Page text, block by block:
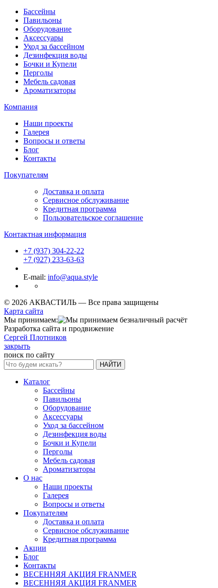
Бассейны
Павильоны
Оборудование
Аксессуары
Уход за бассейном
Дезинфекция воды
Бочки и Купели
Перголы
Мебель садовая
Ароматизаторы
Компания
Наши проекты
Галерея
Вопросы и ответы
Блог
Контакты
Покупателям
Доставка и оплата
Сервисное обслуживание
Кредитная программа
Пользовательское соглашение
Контактная информация
+7 (937) 304-22-22
+7 (927) 233-63-63
E-mail: info@aqua.style
© 2026 АКВАСТИЛЬ — Все права защищены
Карта сайта
Мы принимаем:
Разработка сайта и продвижение
Сергей Плотников
закрыть
поиск по сайту
НАЙТИ
Каталог
Бассейны
Павильоны
Оборудование
Аксессуары
Уход за бассейном
Дезинфекция воды
Бочки и Купели
Перголы
Мебель садовая
Ароматизаторы
О нас
Наши проекты
Галерея
Вопросы и ответы
Покупателям
Доставка и оплата
Сервисное обслуживание
Кредитная программа
Акции
Блог
Контакты
ВЕСЕННЯЯ АКЦИЯ FRANMER
ВЕСЕННЯЯ АКЦИЯ FRANMER